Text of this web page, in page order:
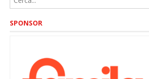
SPONSOR